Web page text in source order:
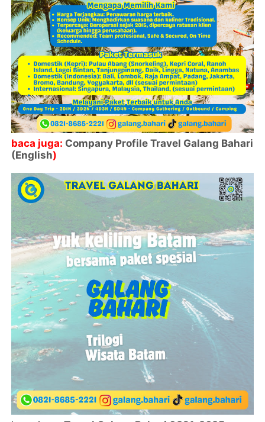
baca juga: Company Profile Travel Galang Bahari
(English)